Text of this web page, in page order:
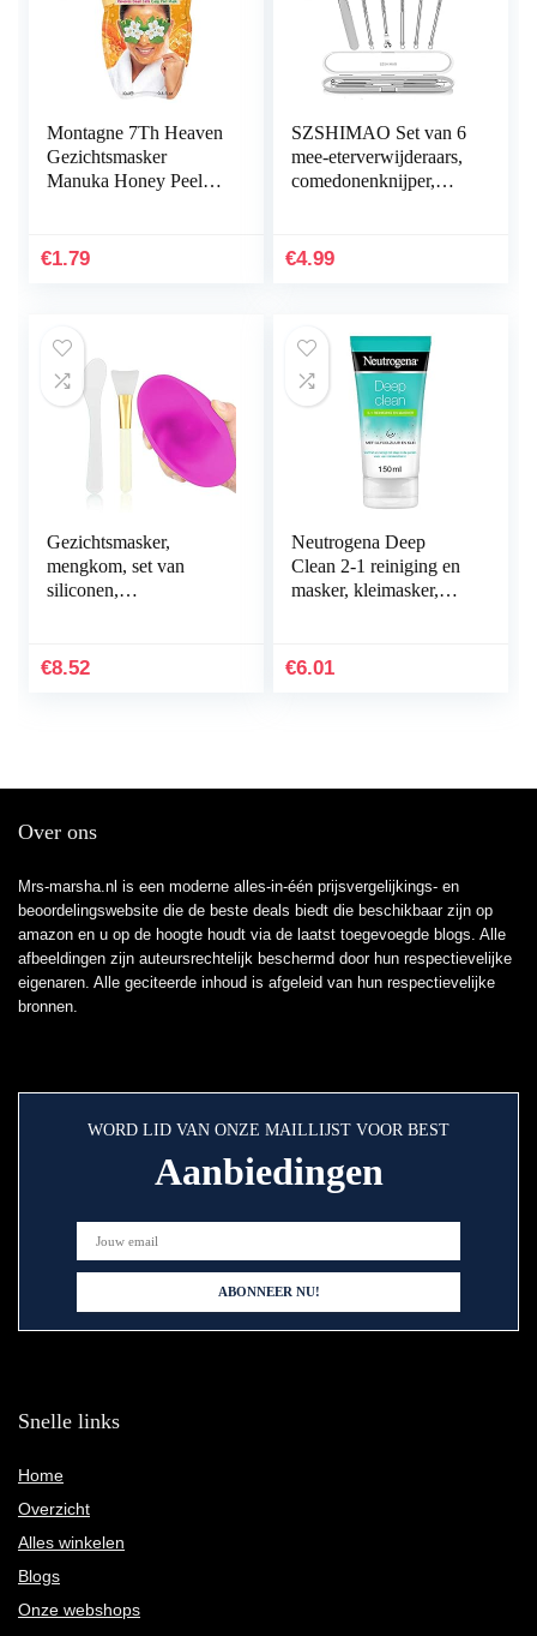
Montagne 7Th Heaven
Gezichtsmasker
Manuka Honey Peel-
€1.79
SZSHIMAO Set van 6
mee-eterverwijderaars,
comedonenknijper,
whiteheads voor…
€4.99
Gezichtsmasker,
mengkom, set van
siliconen,
spatel, kleimasker…
€8.52
Neutrogena Deep
Clean 2-1 reiniging en
masker, kleimasker,
gezichtsmasker met…
€6.01
Over ons
Mrs-marsha.nl is een moderne alles-in-één prijsvergelijkings- en
beoordelingswebsite die de beste deals biedt die beschikbaar zijn op
amazon en u op de hoogte houdt via de laatst toegevoegde blogs. Alle
afbeeldingen zijn auteursrechtelijk beschermd door hun respectievelijke
eigenaren. Alle geciteerde inhoud is afgeleid van hun respectievelijke
bronnen.
WORD LID VAN ONZE MAILLIJST VOOR BEST
Aanbiedingen
Snelle links
Home
Overzicht
Alles winkelen
Blogs
Onze webshops